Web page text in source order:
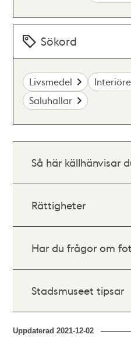
Sökord
Livsmedel
Saluhallar
Så här källhänvisar
Rättigheter
Har du frågor om
Stadsmuseet tipsar
Uppdaterad2021-12-02